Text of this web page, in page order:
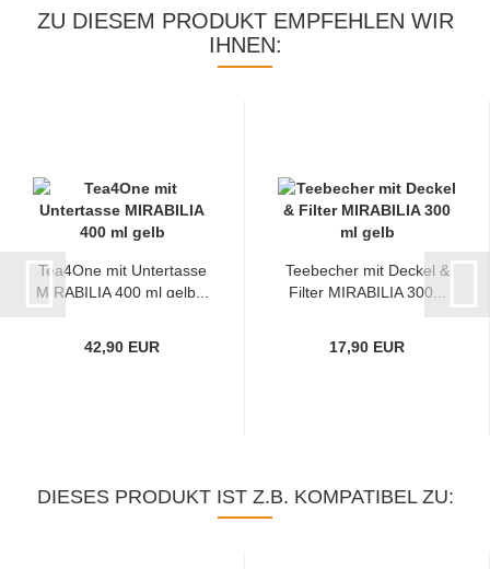
ZU DIESEM PRODUKT EMPFEHLEN WIR
IHNEN:
Tea4One mit Untertasse
MIRABILIA 400 ml gelb...
42,90 EUR
Teebecher mit Deckel &
Filter MIRABILIA 300...
17,90 EUR
DIESES PRODUKT IST Z.B. KOMPATIBEL ZU: